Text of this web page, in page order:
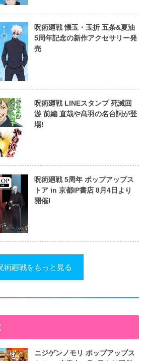
呪術廻戦 懐玉・玉折 五条&夏油
5周年記念の新作アクセサリー発
売
呪術廻戦 LINEスタンプ 死滅回
游 前編 直哉や髙羽の名台詞が登
場!
呪術廻戦 5周年 ポップアップス
トア in 京都IP書店 8月4日より
開催!
術廻戦をもっと見る
ニジゲンノモリ ポップアップス